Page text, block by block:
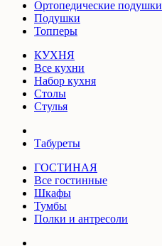
Ортопедические подушки
Подушки
Топперы
КУХНЯ
Все кухни
Набор кухня
Столы
Стулья
Табуреты
ГОСТИНАЯ
Все гостинные
Шкафы
Тумбы
Полки и антресоли